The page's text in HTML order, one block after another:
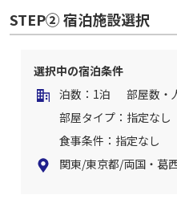
STEP② 宿泊施設選択
選択中の宿泊条件
泊数：1泊
部屋数・
部屋タイプ：指定なし
食事条件：指定なし
関東/東京都/両国・葛